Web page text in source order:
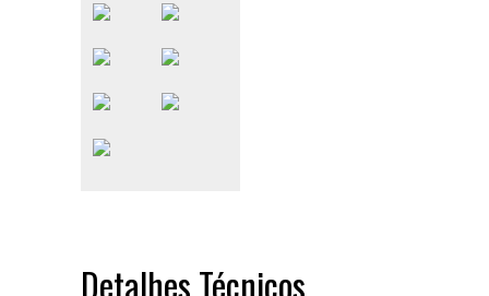
Detalhes Técnicos